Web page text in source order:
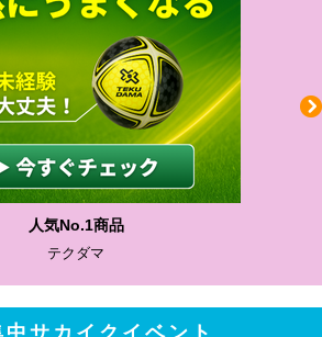
人気No.1商品
テクダマ
中サカイクイベント